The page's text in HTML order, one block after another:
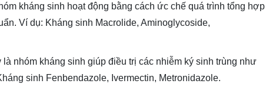
kháng sinh hoạt động bằng cách ức chế quá trình tổng hợp
Ví dụ: Kháng sinh Macrolide, Aminoglycoside,
là nhóm kháng sinh giúp điều trị các nhiễm ký sinh trùng như
sinh Fenbendazole, Ivermectin, Metronidazole.